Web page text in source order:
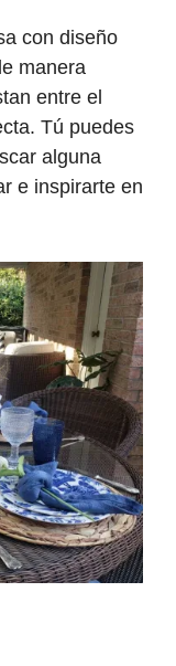
con diseño
manera
entre el
Tú puedes
alguna
e inspirarte en